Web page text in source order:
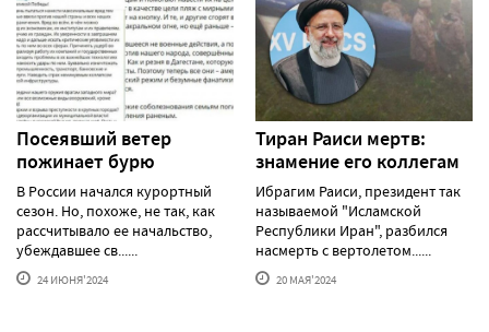
Посеявший ветер
пожинает бурю
В России начался курортный
сезон. Но, похоже, не так, как
рассчитывало ее начальство,
убеждавшее св......
24 ИЮНЯ'2024
Тиран Раиси мертв:
знамение его коллегам
Ибрагим Раиси, президент так
называемой "Исламской
Республики Иран", разбился
насмерть с вертолетом......
20 МАЯ'2024